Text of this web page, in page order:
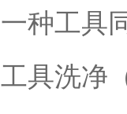
一种工具
工具洗净